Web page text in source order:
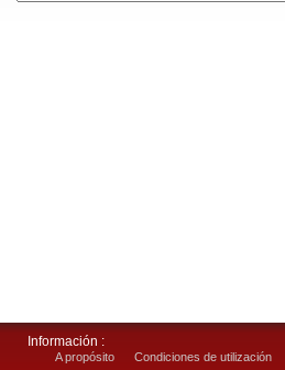
Información :
A propósito Condiciones de utilización